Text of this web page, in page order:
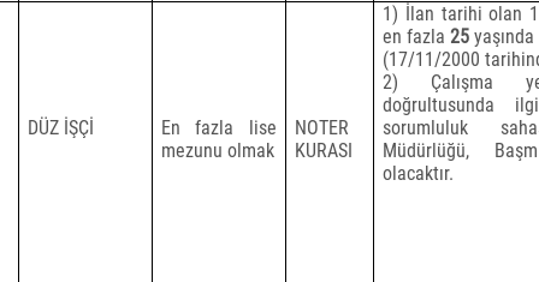
DÜZ İŞÇİ
En fazla lise
mezunu olmak
NOTER
KURASI
1) İlan tarihi olan
en fazla 25
(17/11/2000
2) Çalışma
doğrultusunda
sorumluluk
Müdürlüğü,
olacaktır.